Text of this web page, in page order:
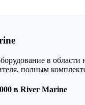
в области
полным
в River Marine